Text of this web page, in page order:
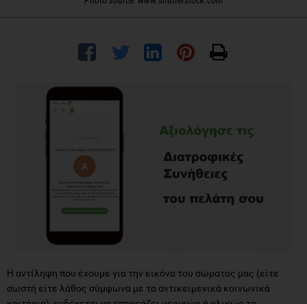
Η αντίληψη που έχουμε για την εικόνα του σώματος μας (είτε
σωστή είτε λάθος σύμφωνα με τα αντικειμενικά κοινωνικά